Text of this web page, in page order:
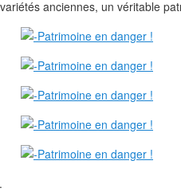
anciennes, un véritable